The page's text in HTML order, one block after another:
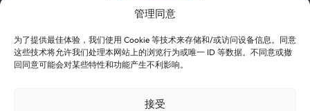
管理同意
为了提供最佳体验，我们使用 Cookie 等技术来存储和/或访问设备信息。同意
这些技术将允许我们处理本网站上的浏览行为或唯一 ID 等数据。不同意或撤
回同意可能会对某些特性和功能产生不利影响。
接受